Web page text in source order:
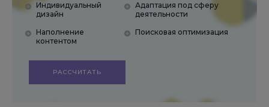
Индивидуальный
дизайн
Наполнение
контентом
Адаптация под сферу
деятельности
Поисковая оптимизация
РАССЧИТАТЬ